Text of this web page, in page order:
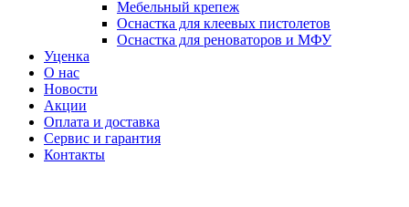
Мебельный крепеж
Оснастка для клеевых пистолетов
Оснастка для реноваторов и МФУ
Уценка
О нас
Новости
Акции
Оплата и доставка
Сервис и гарантия
Контакты